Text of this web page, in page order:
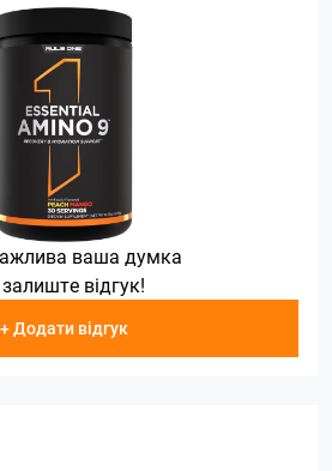
ваша думка
відгук!
+ Додати відгук